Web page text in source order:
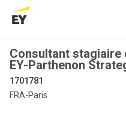
Consultant stagiaire
EY-Parthenon
1701781
FRA-Paris